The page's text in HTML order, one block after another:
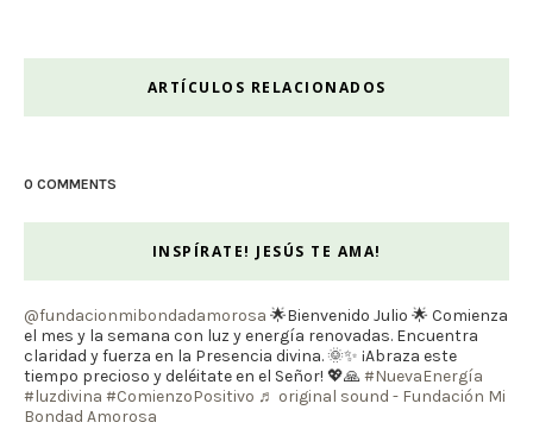
ARTÍCULOS RELACIONADOS
0 COMMENTS
INSPÍRATE! JESÚS TE AMA!
@fundacionmibondadamorosa 🌟Bienvenido Julio 🌟 Comienza
el mes y la semana con luz y energía renovadas. Encuentra
claridad y fuerza en la Presencia divina. 🌞✨ ¡Abraza este
tiempo precioso y deléitate en el Señor! 💖🙏#NuevaEnergía
#luzdivina #ComienzoPositivo ♬ original sound - Fundación Mi
Bondad Amorosa